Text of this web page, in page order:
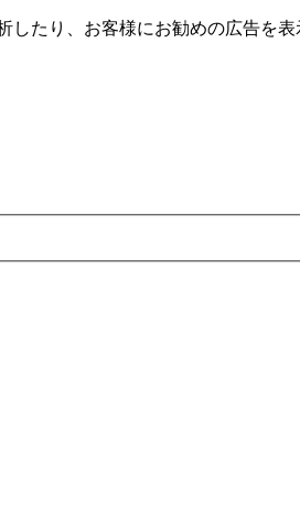
たり、お客様にお勧めの広告を